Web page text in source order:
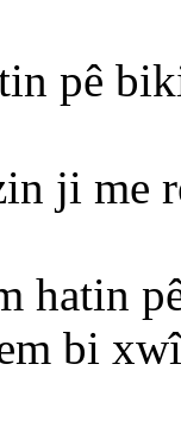
pê
ji me
hatin
bi